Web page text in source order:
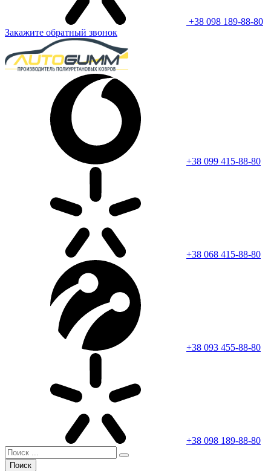
+38 098 189-88-80
Закажите обратный звонок
+38 099 415-88-80
+38 068 415-88-80
+38 093 455-88-80
+38 098 189-88-80
Поиск